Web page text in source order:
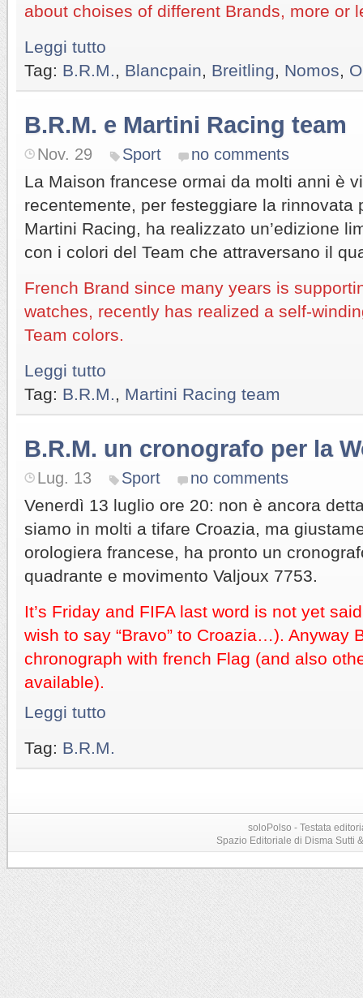
about choises of different Brands, more or
Leggi tutto
Tag: B.R.M. Blancpain Breitling Nomos
B.R.M. e Martini Racing team
Nov. 29 Sport no comments
La Maison francese ormai da molti anni è
recentemente, per festeggiare la rinnovata
Martini Racing, ha realizzato un’edizione
con i colori del Team che attraversano il
French Brand since many years is
watches, recently has realized a self-
Team colors.
Leggi tutto
Tag: B.R.M. Martini Racing team
B.R.M. un cronografo per la
Lug. 13 Sport no comments
Venerdì 13 luglio ore 20: non è ancora
siamo in molti a tifare Croazia, ma
orologiera francese, ha pronto un
quadrante e movimento Valjoux 7753.
It’s Friday and FIFA last word is not yet
wish to say “Bravo” to Croazia…). Anyway
chronograph with french Flag (and also
available).
Leggi tutto
Tag: B.R.M.
soloPolso - Testata
Spazio Editoriale di Disma Sutti